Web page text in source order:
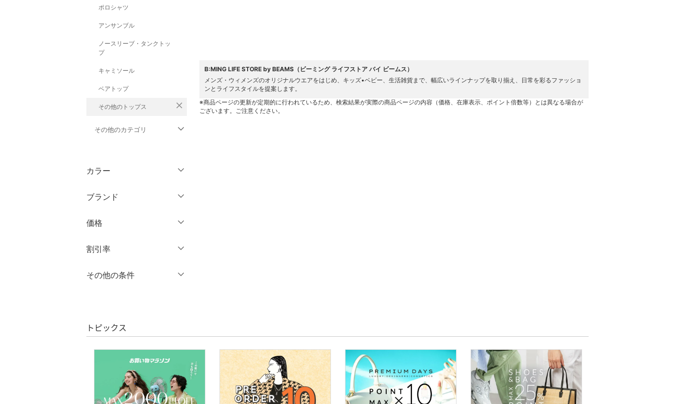
ポロシャツ
アンサンブル
ノースリーブ・タンクトッ
プ
キャミソール
ベアトップ
その他のトップス close
その他のカテゴリ
パンツ
ワンピース・ドレス
スカート
オールインワン・オーバ
バッグ
インナー・ルームウェア
靴下・レッグウェア
ファッション雑貨
アクセサリー・腕時計
カラー
クリア
ブランド
価格
絞り込み
割引率
％OFF～ ％OFF
その他の条件
クリア 絞り込み
B:MING LIFE STORE by BEAMS（ビーミング ライフストア バイ ビームス）
メンズ・ウィメンズのオリジナルウエアをはじめ、キッズ•ベビー、生活雑貨まで、幅広いラインナップを取り揃え、日常を彩るファッショ
ンとライフスタイルを提案します。
※商品ページの更新が定期的に行われているため、検索結果が実際の商品ページの内容（価格、在庫表示、ポイント倍数等）とは異なる場合が
ございます。ご注意ください。
トピックス